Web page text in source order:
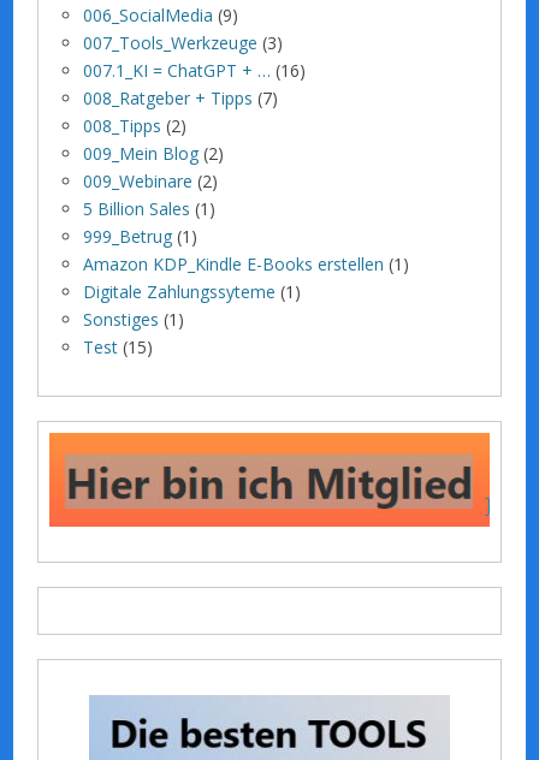
006_SocialMedia (9)
007_Tools_Werkzeuge (3)
007.1_KI = ChatGPT + … (16)
008_Ratgeber + Tipps (7)
008_Tipps (2)
009_Mein Blog (2)
009_Webinare (2)
5 Billion Sales (1)
999_Betrug (1)
Amazon KDP_Kindle E-Books erstellen (1)
Digitale Zahlungssyteme (1)
Sonstiges (1)
Test (15)